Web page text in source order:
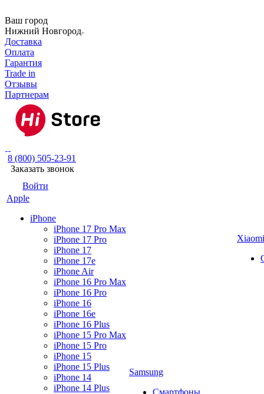
Ваш город
Нижний Новгород
Доставка
Оплата
Гарантия
Trade in
Отзывы
Партнерам
8 (800) 505-23-91
Заказать звонок
Войти
Apple
iPhone
iPhone 17 Pro Max
iPhone 17 Pro
iPhone 17
iPhone 17e
iPhone Air
iPhone 16 Pro Max
iPhone 16 Pro
iPhone 16
iPhone 16e
iPhone 16 Plus
iPhone 15 Pro Max
iPhone 15 Pro
iPhone 15
iPhone 15 Plus
iPhone 14
iPhone 14 Plus
Samsung
Смартфоны
Xiaomi